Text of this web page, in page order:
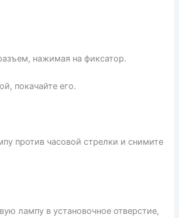
нажимая на фиксатор.
покачайте его.
против часовой стрелки и снимите
лампу в установочное отверстие,